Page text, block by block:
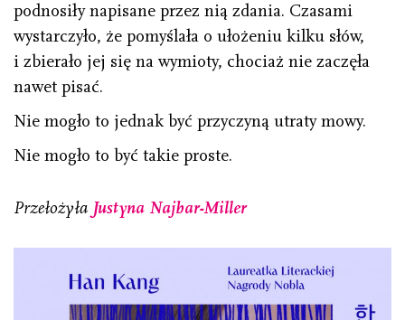
podnosiły napisane przez nią zdania. Czasami
wystarczyło, że pomyślała o ułożeniu kilku słów,
i zbierało jej się na wymioty, chociaż nie zaczęła
nawet pisać.
Nie mogło to jednak być przyczyną utraty mowy.
Nie mogło to być takie proste.
Przełożyła Justyna Najbar-Miller